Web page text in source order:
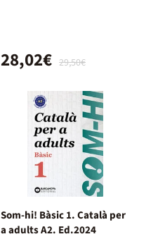
29,50€
28,02€
Som-hi! Bàsic 1. Català per
a adults A2. Ed.2024